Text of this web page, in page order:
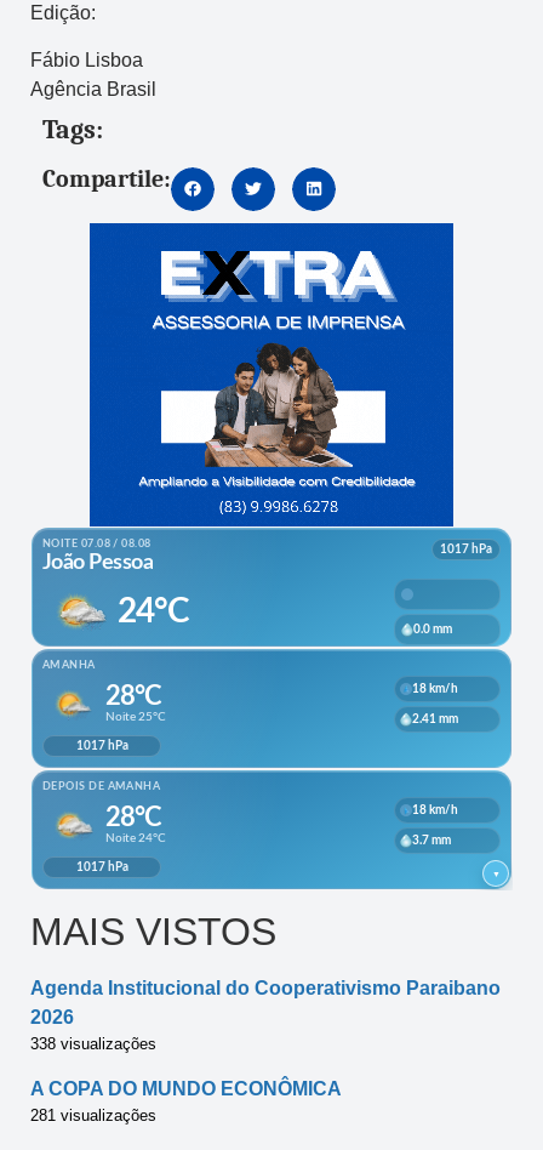
Edição:
Fábio Lisboa
Agência Brasil
Tags:
Compartile:
MAIS VISTOS
Agenda Institucional do Cooperativismo Paraibano
2026
338 visualizações
A COPA DO MUNDO ECONÔMICA
281 visualizações